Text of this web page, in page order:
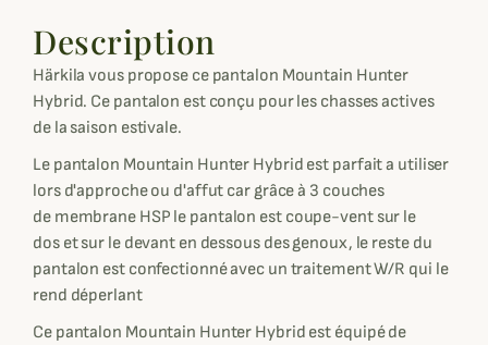
Description
Härkila vous propose ce pantalon Mountain Hunter
Hybrid. Ce pantalon est conçu pour les chasses actives
de la saison estivale.
Le pantalon Mountain Hunter Hybrid est parfait a utiliser
lors d'approche ou d'affut car grâce à 3 couches
de membrane HSP le pantalon est coupe-vent sur le
dos et sur le devant en dessous des genoux, le reste du
pantalon est confectionné avec un traitement W/R qui le
rend déperlant
Ce pantalon Mountain Hunter Hybrid est équipé de